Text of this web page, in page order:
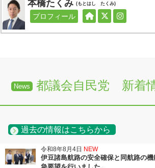
(せりざわ ゆうじろう)
プロフィール
(こうの ゆうき)
プロフィール
(いとう しょうこう)
プロフィール
本橋たくみ(もとはし たくみ)
プロフィール
News 都議会自民党 新着
過去の情報はこちらから
令和8年8月4日 NEW
伊豆諸島航路の安全確保と同航路の